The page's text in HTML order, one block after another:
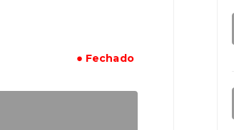
● Fechado